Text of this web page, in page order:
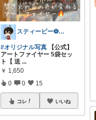
スティービー⚽3人娘パパ
#オリジナル写真 【公式】
アートファイヤー 5袋セッ
ト【 送 ...
￥ 1,650
0 0 15
コレ いいね